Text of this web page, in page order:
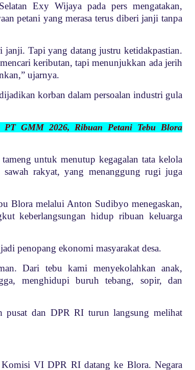
Exy Wijaya pada pers mengatakan,
petani yang merasa terus diberi janji tanpa
janji. Tapi yang datang justru ketidakpastian.
keributan, tapi menunjukkan ada jerih
ujarnya.
korban dalam persoalan industri gula
GMM 2026, Ribuan Petani Tebu Blora
untuk menutup kegagalan tata kelola
rakyat, yang menanggung rugi juga
Blora melalui Anton Sudibyo menegaskan,
keberlangsungan hidup ribuan keluarga
penopang ekonomi masyarakat desa.
Dari tebu kami menyekolahkan anak,
menghidupi buruh tebang, sopir, dan
pusat dan DPR RI turun langsung melihat
VI DPR RI datang ke Blora. Negara